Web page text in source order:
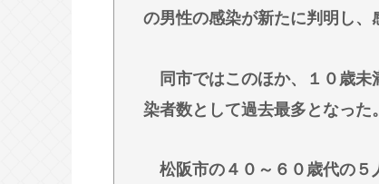
ジャンポケ斉藤「同意があっ
んﾟ)「！？」
の男性の感染が新たに判明し、
同市ではこのほか、１０歳未
染者数として過去最多となった。
松阪市の４０～６０歳代の５